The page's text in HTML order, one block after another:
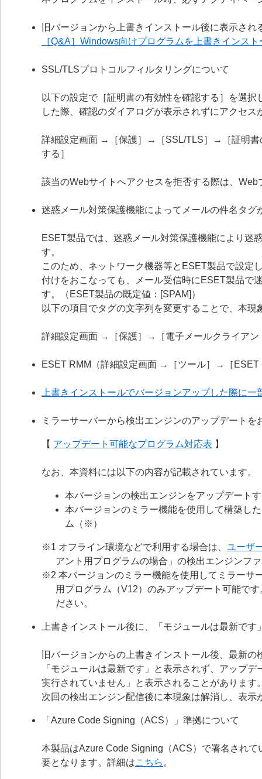
旧バージョンから上書きインストール後に表示され
［Q&A］Windows向けプログラムを上書きインス
SSL/TLSプロトコルフィルタリングについて
以下の設定で［証明書の有効性を確認する］を選
した際、確認のダイアログが表示されずにアクセ
詳細設定画面 →［保護］→［SSL/TLS］→［証明書
する］
該当のWebサイトへアクセスを拒否する際は、
迷惑メール対策保護機能によってメールの件名タグ
ESET製品では、迷惑メール対策保護機能により迷
す。
このため、ネットワーク機器等とESET製品で設定
付けをおこなっても、メール受信時にESET製品で
す。（ESET製品の既定値：[SPAM]）
以下の項目でタグの文字列を変更することで、本現
詳細設定画面 →［保護］→［電子メールクライア
ESET RMM（詳細設定画面 →［ツール］→［ESET
上書きインストールでバージョンアップした際に
ミラーサーバーから検出エンジンのアップデート
【 アップデート可能なプログラム対応表 】
なお、本資料には以下の内容が記載されています。
本バージョンの検出エンジンをアップデート
本バージョンのミラー機能を使用して構築し
ム（※）
※1 オフライン環境などで利用する場合は、 ユーザ
アント用プログラムの場合」の検出エンジンフ
※2 本バージョンのミラー機能を使用してミラーサ
用プログラム（V12）のみアップデート可能で
ださい。
上書きインストール後に、「モジュールは最新です
旧バージョンからの上書きインストール後、最新
「モジュールは最新です」と表示されず、アップ
実行されていません」と表示されることがあります
次回の検出エンジン配信後に本現象は解消し、表示
「Azure Code Signing（ACS）」準拠について
本製品はAzure Code Signing（ACS）で署名され
要となります。詳細はこちら 。